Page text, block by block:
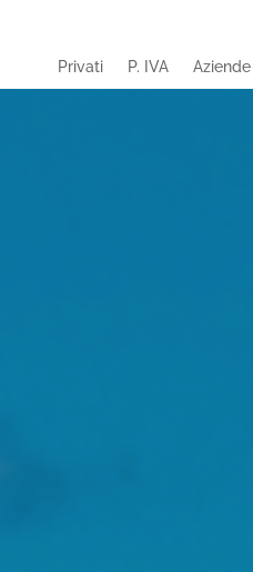
Privati P. IVA Aziende